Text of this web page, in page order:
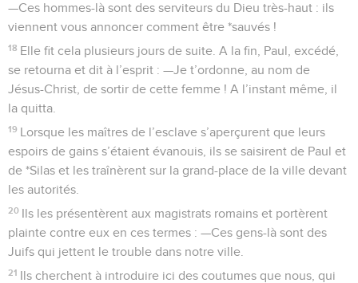
—Ces hommes-là sont des serviteurs du Dieu très-haut : ils
viennent vous annoncer comment être *sauvés !
18 Elle fit cela plusieurs jours de suite. A la fin, Paul, excédé,
se retourna et dit à l’esprit : —Je t’ordonne, au nom de
Jésus-Christ, de sortir de cette femme ! A l’instant même, il
la quitta.
19 Lorsque les maîtres de l’esclave s’aperçurent que leurs
espoirs de gains s’étaient évanouis, ils se saisirent de Paul et
de *Silas et les traînèrent sur la grand-place de la ville devant
les autorités.
20 Ils les présentèrent aux magistrats romains et portèrent
plainte contre eux en ces termes : —Ces gens-là sont des
Juifs qui jettent le trouble dans notre ville.
21 Ils cherchent à introduire ici des coutumes que nous, qui